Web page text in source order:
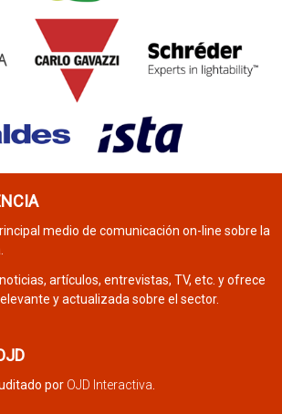
medio de comunicación on-line sobre la
artículos, entrevistas, TV, etc. y ofrece
y actualizada sobre el sector.
por OJD Interactiva